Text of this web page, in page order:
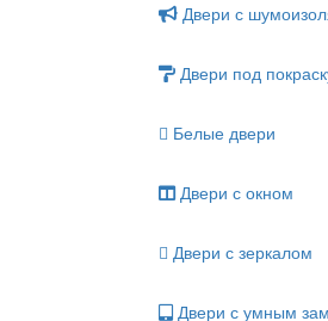
Двери с
Двери под
Белые двери
Двери с окном
Двери с зеркалом
Двери с умным